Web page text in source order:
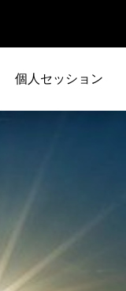
個人セッション